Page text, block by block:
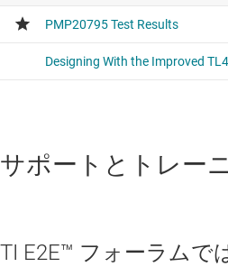
サポートとトレー
TI E2E™ フォーラムで